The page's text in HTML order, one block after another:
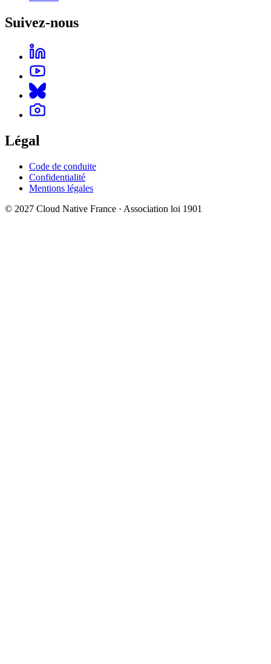
Suivez-nous
Légal
Code de conduite
Confidentialité
Mentions légales
© 2027 Cloud Native France · Association loi 1901